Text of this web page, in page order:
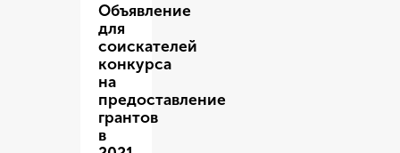
Объявление
для
соискателей
конкурса
на
предоставление
грантов
в